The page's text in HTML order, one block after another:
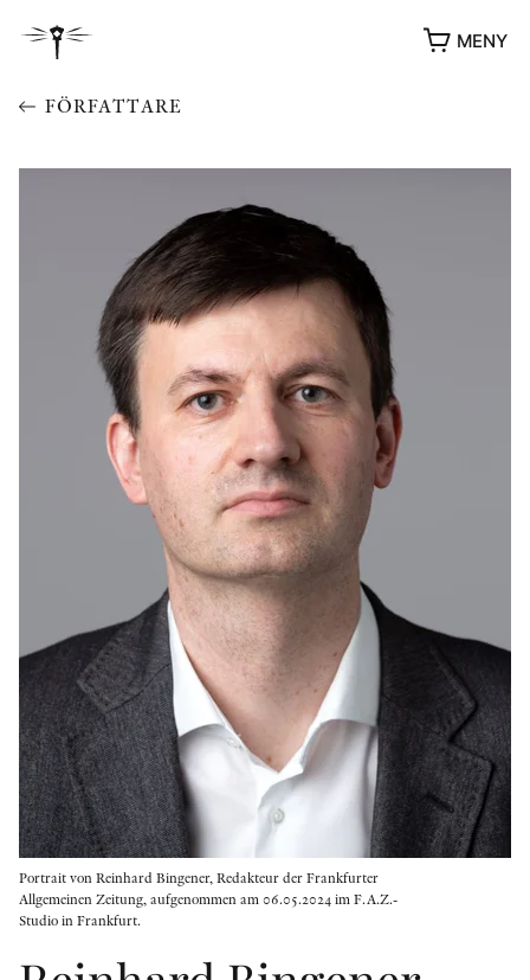
MENY
YUKIKO OCH PATRIK MÖTER
STOLPE STORIES
VIDEOGALLERI
UTMÄRKELSER
PRESSKONTAKT
PEER REVIEW-PROCESSEN
FÖRFATTARE
Portrait von Reinhard Bingener, Redakteur der Frankfurter
Allgemeinen Zeitung, aufgenommen am 06.05.2024 im F.A.Z.-
Studio in Frankfurt.